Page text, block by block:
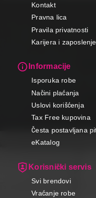
Kontakt
Pravna lica
Pravila privatnosti
Karijera i zaposlenje
Informacije
Isporuka robe
Načini plaćanja
Uslovi korišćenja
Tax Free kupovina
Česta postavljana
eKatalog
Korisnički servis
Svi brendovi
Vraćanje robe